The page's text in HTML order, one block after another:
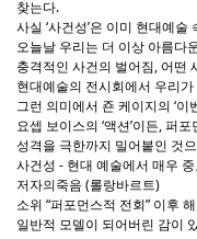
찾는다.
사실 ‘사건성’은 이미 현대예
오늘날 우리는 더 이상 아름다
충격적인 사건의 벌어짐, 어떤
현대예술의 전시회에서 우리
그런 의미에서 죤 케이지의 ‘이
요셉 보이스의 ‘액션’이든, 퍼
성격을 극한까지 밀어붙인 것
사건성 - 현대 예술에서 매우 중
저자의죽음 (롤랑바르트)
소위 “퍼포먼스적 전회” 이후
일반적 모델이 되어버린 감이